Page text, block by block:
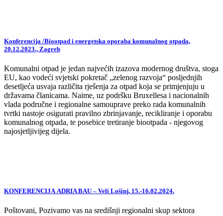
Konferencija /Biootpad i energetska oporaba komunalnog otpada,
20.12.2023., Zagreb
Komunalni otpad je jedan najvećih izazova modernog društva, stoga
EU, kao vodeći svjetski pokretač „zelenog razvoja“ posljednjih
desetljeća usvaja različita rješenja za otpad koja se primjenjuju u
državama članicama. Naime, uz podršku Bruxellesa i nacionalnih
vlada područne i regionalne samouprave preko rada komunalnih
tvrtki nastoje osigurati pravilno zbrinjavanje, recikliranje i oporabu
komunalnog otpada, te posebice tretiranje biootpada - njegovog
najosjetljivijeg dijela.
KONFERENCIJA ADRIA BAU – Veli Lošinj, 15.-16.02.2024.
Poštovani, Pozivamo vas na središnji regionalni skup sektora